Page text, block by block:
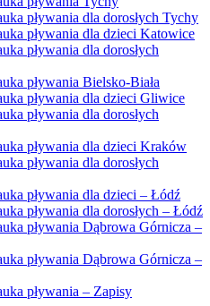
pływania dla dorosłych Tychy
pływania dla dzieci Katowice
pływania dla dorosłych
pływania Bielsko-Biała
pływania dla dzieci Gliwice
pływania dla dorosłych
pływania dla dzieci Kraków
pływania dla dorosłych
pływania dla dzieci – Łódź
pływania dla dorosłych – Łódź
pływania Dąbrowa Górnicza –
pływania Dąbrowa Górnicza –
pływania – Zapisy